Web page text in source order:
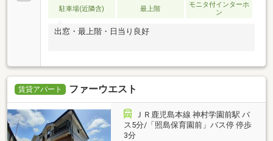
駐車場(近隣含) 最上階
モニタ付インターホ
ン
出窓・最上階・日当り良好
賃貸アパート ファーウエスト
ＪＲ鹿児島本線 神村学園前駅 バ
ス5分/「照島保育園前」バス停 停歩
3分